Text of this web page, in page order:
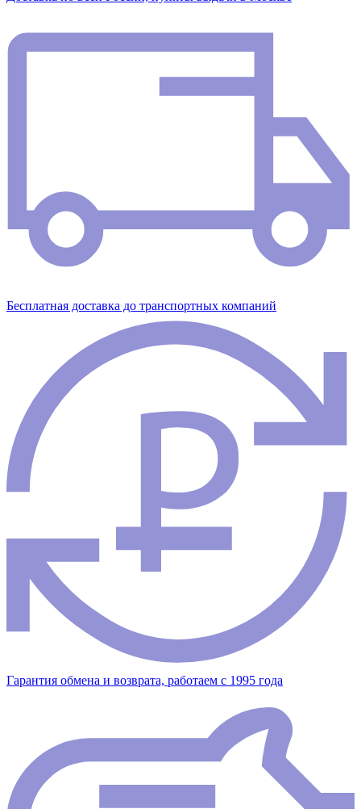
Бесплатная доставка до транспортных компаний
Гарантия обмена и возврата, работаем с 1995 года